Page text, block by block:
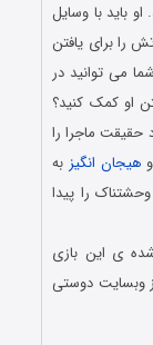
باید با وسایل
را برای یافتن
می توانید در
او کمک کنید؟
حقیقت ماجرا را
هیجان انگیز به
را پیدا
ی این بازی
وبسایت دوستی